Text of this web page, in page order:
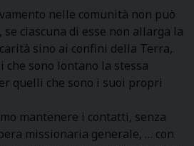
nelle comunità non può
se ciascuna di esse non allarga la
sino ai confini della Terra,
sono lontano la stessa
quelli che sono i suoi propri
mantenere i contatti, senza
missionaria generale, … con